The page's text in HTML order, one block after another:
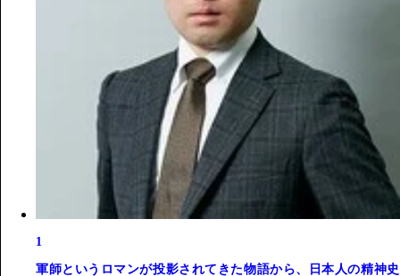
1
軍師というロマンが投影されてきた物語から、日本人の精神史